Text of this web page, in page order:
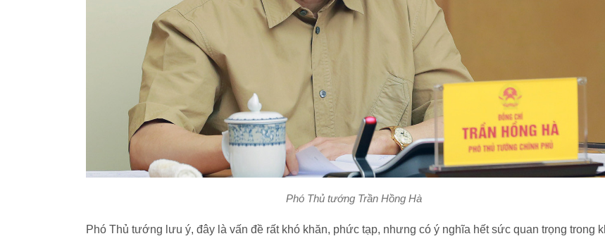
Phó Thủ tướng Trần Hồng Hà
Phó Thủ tướng lưu ý, đây là vấn đề rất khó khăn, phức tạp, nhưng có ý nghĩa hết sức quan trọng trong